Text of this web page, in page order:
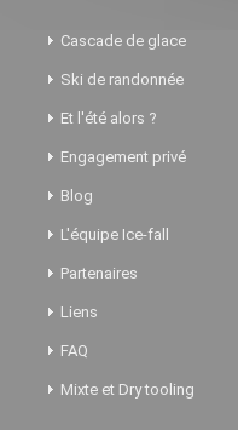
Cascade de glace
Ski de randonnée
Et l'été alors ?
Engagement privé
Blog
L'équipe Ice-fall
Partenaires
Liens
FAQ
Mixte et Dry tooling